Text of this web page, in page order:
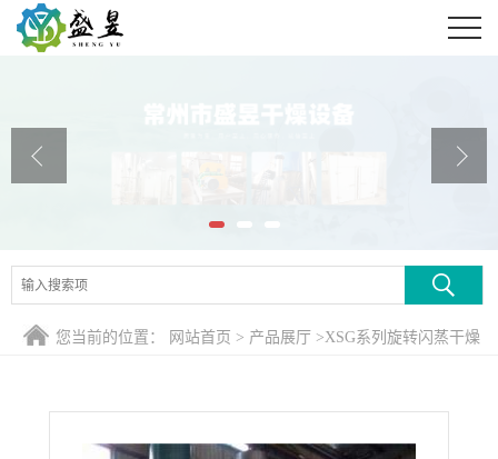
公司介绍
公司动态
证书荣誉
联系方式
您当前的位置： 网站首页 > 产品展厅 >XSG系列旋转闪蒸干燥